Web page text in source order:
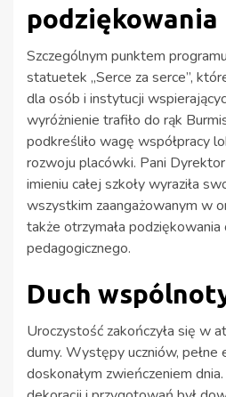
podziękowania
Szczególnym punktem
statuetek „Serce za serce”,
dla osób i instytucji
wyróżnienie trafiło do rąk
podkreśliło wagę współpracy
rozwoju placówki. Pani
imieniu całej szkoły wyraziła
wszystkim zaangażowanym w
także otrzymała podziękowania
pedagogicznego.
Duch
Uroczystość zakończyła się w
dumy. Występy uczniów, pełne
doskonałym zwieńczeniem